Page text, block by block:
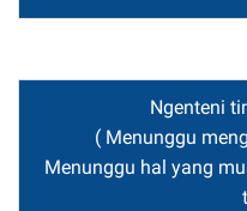
Ngenteni
( Menunggu
Menunggu hal yang